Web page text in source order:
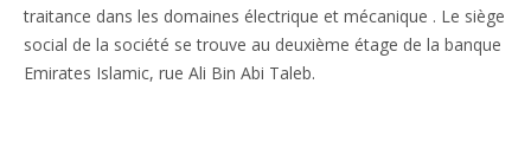
traitance dans les domaines électrique et mécanique . Le siège
social de la société se trouve au deuxième étage de la banque
Emirates Islamic, rue Ali Bin Abi Taleb.